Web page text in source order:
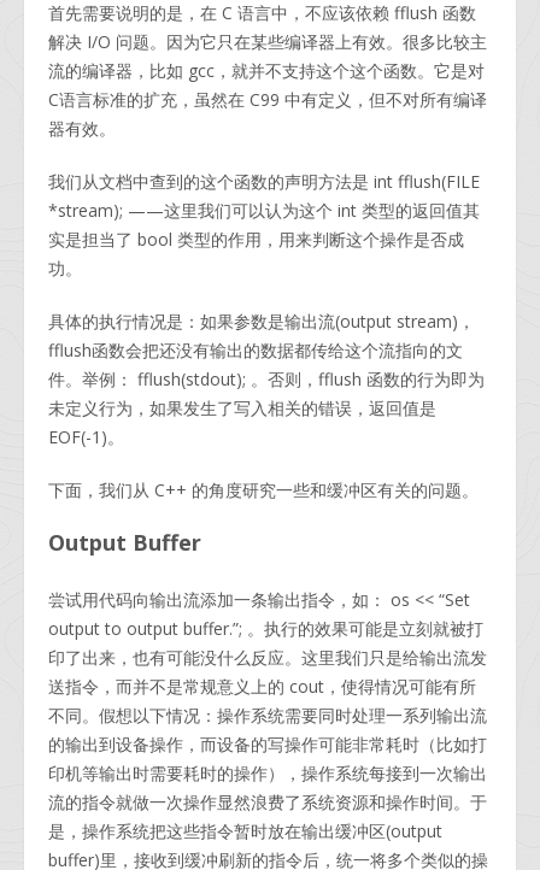
首先需要说明的是，在 C 语言中，不应该依赖 fflush 函数
解决 I/O 问题。因为它只在某些编译器上有效。很多比较主
流的编译器，比如 gcc，就并不支持这个这个函数。它是对
C语言标准的扩充，虽然在 C99 中有定义，但不对所有编译
器有效。
我们从文档中查到的这个函数的声明方法是 int fflush(FILE
*stream); ——这里我们可以认为这个 int 类型的返回值其
实是担当了 bool 类型的作用，用来判断这个操作是否成
功。
具体的执行情况是：如果参数是输出流(output stream)，
fflush函数会把还没有输出的数据都传给这个流指向的文
件。举例： fflush(stdout); 。否则，fflush 函数的行为即为
未定义行为，如果发生了写入相关的错误，返回值是
EOF(-1)。
下面，我们从 C++ 的角度研究一些和缓冲区有关的问题。
Output Buffer
尝试用代码向输出流添加一条输出指令，如： os << “Set
output to output buffer.”; 。执行的效果可能是立刻就被打
印了出来，也有可能没什么反应。这里我们只是给输出流发
送指令，而并不是常规意义上的 cout，使得情况可能有所
不同。假想以下情况：操作系统需要同时处理一系列输出流
的输出到设备操作，而设备的写操作可能非常耗时（比如打
印机等输出时需要耗时的操作），操作系统每接到一次输出
流的指令就做一次操作显然浪费了系统资源和操作时间。于
是，操作系统把这些指令暂时放在输出缓冲区(output
buffer)里，接收到缓冲刷新的指令后，统一将多个类似的操